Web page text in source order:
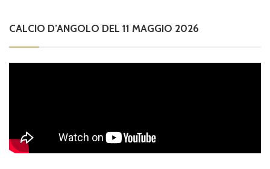
CALCIO D’ANGOLO DEL 11 MAGGIO 2026